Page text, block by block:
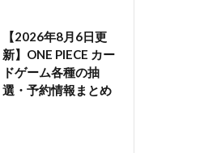
【2026年8月6日更
新】ONE PIECE カー
ドゲーム各種の抽
選・予約情報まとめ